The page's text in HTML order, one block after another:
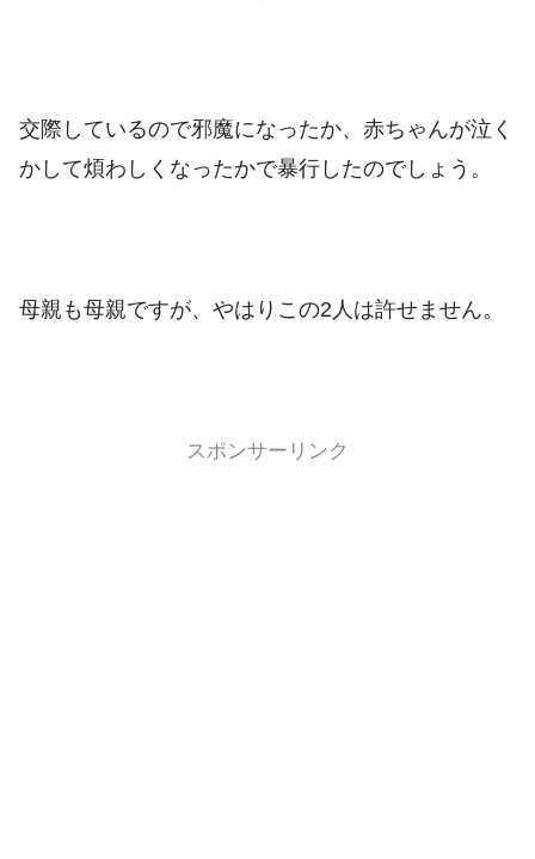
交際しているので邪魔になったか、赤ちゃんが泣く
かして煩わしくなったかで暴行したのでしょう。
母親も母親ですが、やはりこの2人は許せません。
スポンサーリンク